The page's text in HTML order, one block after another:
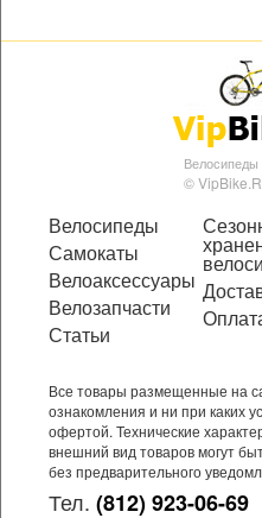
Велосипеды
©
Велосипеды
Самокаты
Велоаксессуары
Велозапчасти
Статьи
Все товары размещенные на
ознакомления и ни при каких
офертой. Технические
внешний вид товаров могут
без предварительного
Тел. (812) 923-06-69